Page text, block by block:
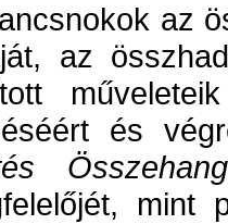
az
az
és
mint